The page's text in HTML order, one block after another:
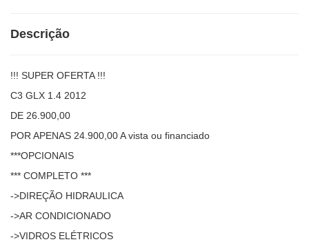
Descrição
!!! SUPER OFERTA !!!
C3 GLX 1.4 2012
DE 26.900,00
POR APENAS 24.900,00 A vista ou financiado
***OPCIONAIS
*** COMPLETO ***
->DIREÇÃO HIDRAULICA
->AR CONDICIONADO
->VIDROS ELÉTRICOS